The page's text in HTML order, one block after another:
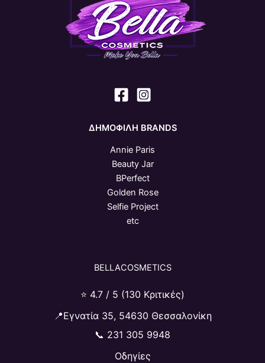
ΔΗΜΟΦΙΛΗ BRANDS
Annie Paris
Beauty Jar
BPerfect
Golden Rose
Selfie Project
etc
BELLACOSMETICS
⭐ 4.7 / 5 (130 Κριτικές)
📍Εγνατία 35, 54630 Θεσσαλονίκη
📞 231 305 9948
Οδηγίες